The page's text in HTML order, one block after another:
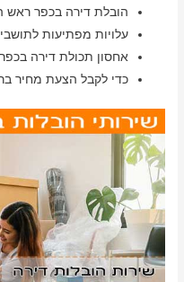
הובלת דירה בכפר ראש
עלויות מפתיעות
אחסון תכולת דירה
כדי לקבל הצעת מחיר